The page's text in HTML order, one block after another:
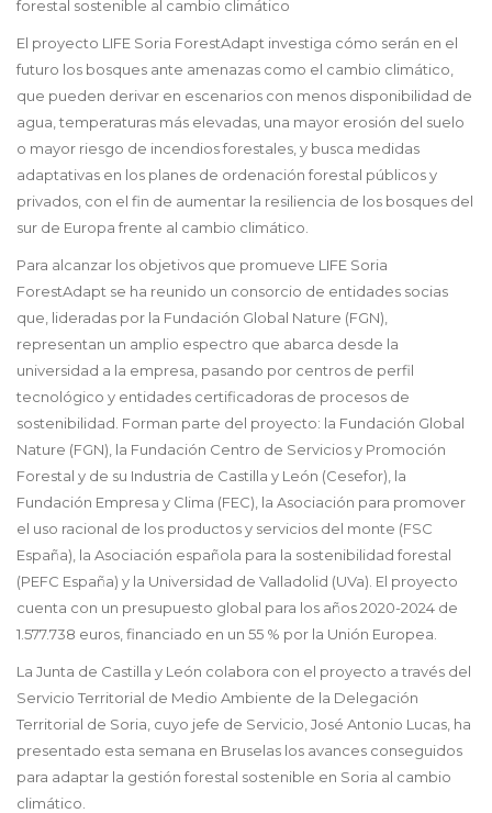
forestal sostenible al cambio climático
El proyecto LIFE Soria ForestAdapt investiga cómo serán en el
futuro los bosques ante amenazas como el cambio climático,
que pueden derivar en escenarios con menos disponibilidad de
agua, temperaturas más elevadas, una mayor erosión del suelo
o mayor riesgo de incendios forestales, y busca medidas
adaptativas en los planes de ordenación forestal públicos y
privados, con el fin de aumentar la resiliencia de los bosques del
sur de Europa frente al cambio climático.
Para alcanzar los objetivos que promueve LIFE Soria
ForestAdapt se ha reunido un consorcio de entidades socias
que, lideradas por la Fundación Global Nature (FGN),
representan un amplio espectro que abarca desde la
universidad a la empresa, pasando por centros de perfil
tecnológico y entidades certificadoras de procesos de
sostenibilidad. Forman parte del proyecto: la Fundación Global
Nature (FGN), la Fundación Centro de Servicios y Promoción
Forestal y de su Industria de Castilla y León (Cesefor), la
Fundación Empresa y Clima (FEC), la Asociación para promover
el uso racional de los productos y servicios del monte (FSC
España), la Asociación española para la sostenibilidad forestal
(PEFC España) y la Universidad de Valladolid (UVa). El proyecto
cuenta con un presupuesto global para los años 2020-2024 de
1.577.738 euros, financiado en un 55 % por la Unión Europea.
La Junta de Castilla y León colabora con el proyecto a través del
Servicio Territorial de Medio Ambiente de la Delegación
Territorial de Soria, cuyo jefe de Servicio, José Antonio Lucas, ha
presentado esta semana en Bruselas los avances conseguidos
para adaptar la gestión forestal sostenible en Soria al cambio
climático.